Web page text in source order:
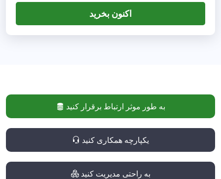
اکنون بخرید
به طور موثر ارتباط برقرار کنید
یکپارچه همکاری کنید
به راحتی مدیریت کنید